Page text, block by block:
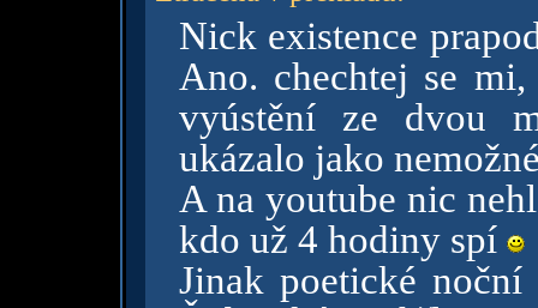
Nick existence
Ano. chechtej se
vyústění ze dvou
ukázalo jako
A na youtube nic
kdo už 4 hodiny spí
Jinak poetické